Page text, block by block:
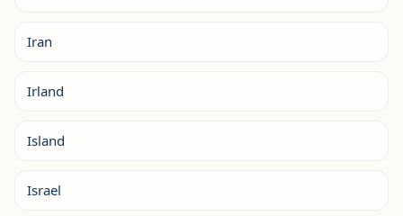
Iran
Irland
Island
Israel